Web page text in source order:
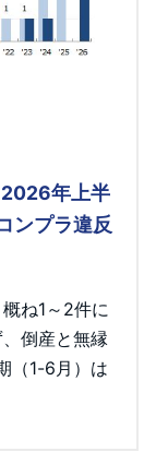
年上半
ンプラ違反
ね1～2件に
倒産と無縁
（1-6月）は